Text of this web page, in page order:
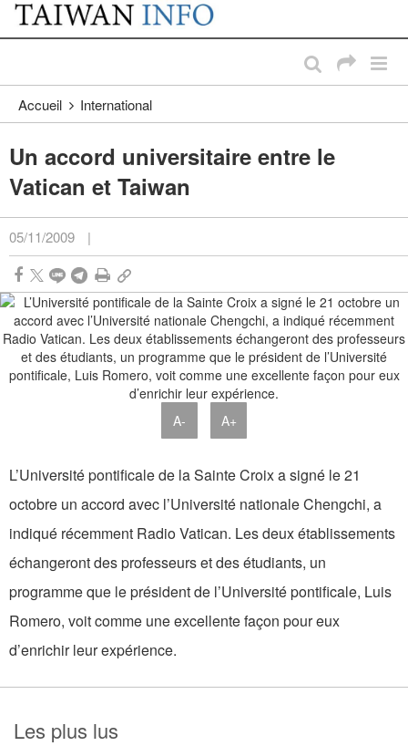
Passer au contenu principal
:::
Accueil International
Un accord universitaire entre le
Vatican et Taiwan
05/11/2009 |
A- A+
L’Université pontificale de la Sainte Croix a signé le 21
octobre un accord avec l’Université nationale Chengchi, a
indiqué récemment Radio Vatican. Les deux établissements
échangeront des professeurs et des étudiants, un
programme que le président de l’Université pontificale, Luis
Romero, voit comme une excellente façon pour eux
d’enrichir leur expérience.
Les plus lus